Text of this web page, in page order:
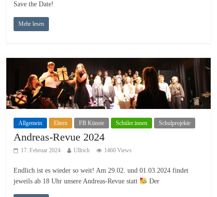
Save the Date!
Mehr lesen
Allgemein Eltern FB Künste Schüler:innen Schulprojekte
Andreas-Revue 2024
17. Februar 2024 Ullrich 1460 Views
Endlich ist es wieder so weit! Am 29.02. und 01.03.2024 findet
jeweils ab 18 Uhr unsere Andreas-Revue statt
Der